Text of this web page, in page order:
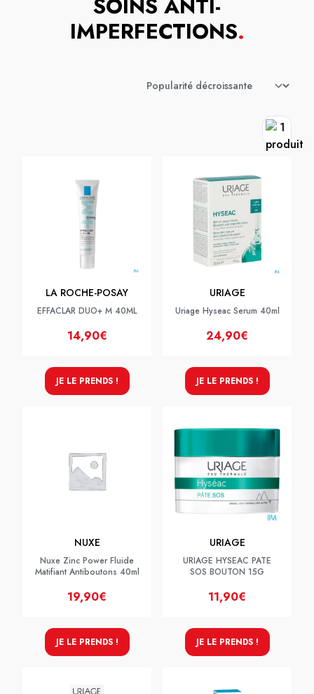
IMPERFECTIONS.
LA ROCHE-POSAY
EFFACLAR DUO+ M 40ML
14,90€
JE LE PRENDS !
URIAGE
Uriage Hyseac Serum 40ml
24,90€
JE LE PRENDS !
NUXE
Nuxe Zinc Power Fluide
Matifiant Antiboutons 40ml
19,90€
JE LE PRENDS !
URIAGE
URIAGE HYSEAC PATE
SOS BOUTON 15G
11,90€
JE LE PRENDS !